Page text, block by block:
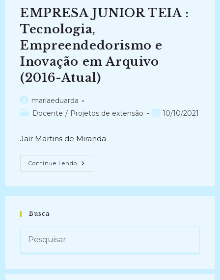
DOS
DISCENTES
DO
CURSO
NA
GRADUAÇÃO
ARQUIVOLOGIA:
Resultados
E
Perspectivas
2019)
EMPRESA JUNIOR TEIA :
Tecnologia,
Empreendedorismo e
Inovação em Arquivo
(2016-Atual)
Autor
do
mariaeduarda
Categoria
Docente / Projetos de extensão
Post10/10/2021
Jair Martins de Miranda
Continue Lendo EMPRESA
JUNIOR
Empreendedorismo
Arquivo
Busca